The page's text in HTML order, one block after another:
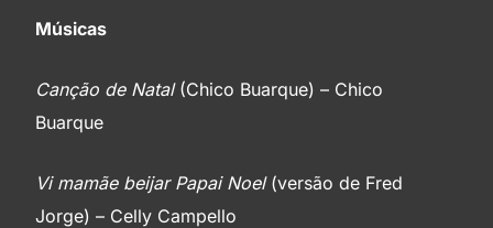
Cristo nasceu na Bahia
Noite feliz
Músicas
Canção de Natal (Chico Buarque) – Chico
Buarque
Vi mamãe beijar Papai Noel(versão de Fred
Jorge) – Celly Campello